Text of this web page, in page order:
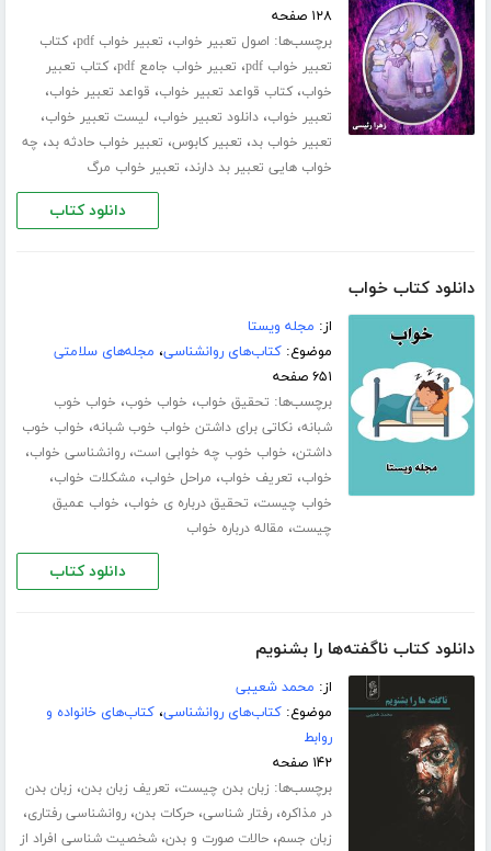
۱۲۸ صفحه
برچسب‌ها: اصول تعبیر خواب، تعبیر خواب pdf ،کتاب
تعبیر خواب pdf
، تعبیر خواب جامع pdf ،کتاب تعبیر
خواب،کتاب قواعد تعبیر خواب، قواعد تعبیر خواب،
تعبیر خواب،دانلود تعبیر خواب، لیست تعبیر خواب،
تعبیر خواب بد، تعبیر کابوس، تعبیر خواب حادثه بد، چه
خواب هایی تعبیر بد دارند، تعبیر خواب مرگ
دانلود کتاب
دانلود کتاب خواب
از: مجله ویستا
موضوع:کتاب‌های روانشناسی، مجله‌های سلامتی
۶۵۱ صفحه
برچسب‌ها: تحقیق خواب، خواب خوب، خواب خوب
شبانه،نکاتی برای داشتن خواب خوب شبانه، خواب خوب
داشتن، خواب خوب چه خوابی است،روانشناسی خواب،
خواب، تعریف خواب، مراحل خواب، مشکلات خواب،
خواب چیست، تحقیق درباره ی خواب، خواب عمیق
چیست، مقاله درباره خواب
دانلود کتاب
دانلود کتاب ناگفته‌ها را بشنویم
از: محمد شعیبی
موضوع:کتاب‌های روانشناسی،کتاب‌های خانواده و
روابط
۱۴۲ صفحه
برچسب‌ها: زبان بدن چیست، تعریف زبان بدن، زبان بدن
در مذاکره،رفتار شناسی،حرکات بدن،روانشناسی رفتاری،
زبان جسم،حالات صورت و بدن،شخصیت شناسی افراد از